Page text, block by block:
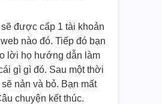
được cấp 1 tài khoản
nào đó. Tiếp đó bạn
lời họ hướng dẫn làm
gì gì đó. Sau một thời
nản và bỏ. Bạn mất
chuyện kết thúc.